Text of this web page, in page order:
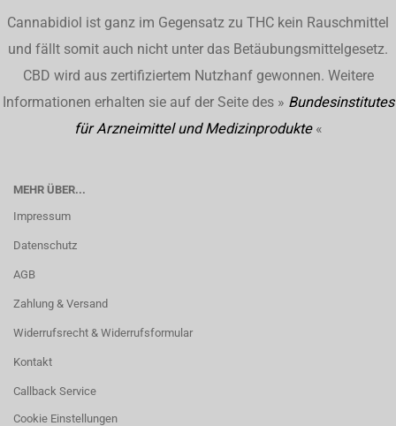
Cannabidiol ist ganz im Gegensatz zu THC kein Rauschmittel
und fällt somit auch nicht unter das Betäubungsmittelgesetz.
CBD wird aus zertifiziertem Nutzhanf gewonnen. Weitere
Informationen erhalten sie auf der Seite des » Bundesinstitutes
für Arzneimittel und Medizinprodukte«
MEHR ÜBER...
Impressum
Datenschutz
AGB
Zahlung & Versand
Widerrufsrecht & Widerrufsformular
Kontakt
Callback Service
Cookie Einstellungen